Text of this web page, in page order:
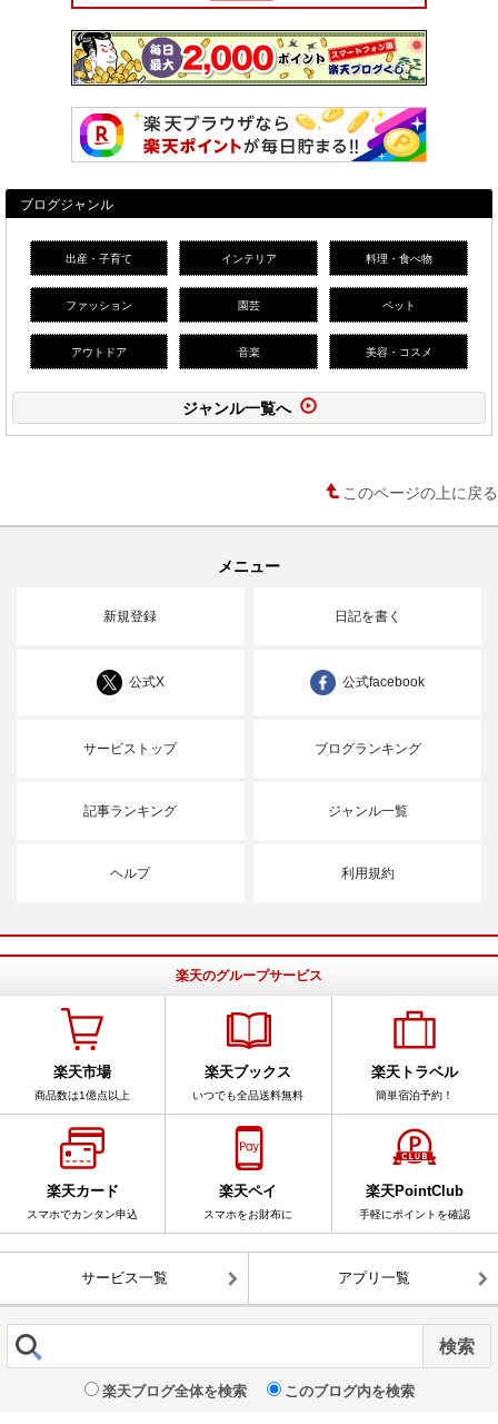
ブログジャンル
出産・子育て インテリア 料理・食べ物
ファッション 園芸 ペット
アウトドア 音楽 美容・コスメ
ジャンル一覧へ
このページの上に戻る
メニュー
新規登録 日記を書く
公式X 公式facebook
サービストップ ブログランキング
記事ランキング ジャンル一覧
ヘルプ 利用規約
楽天のグループサービス
楽天市場
商品数は1億点以上
楽天ブックス
いつでも全品送料無料
楽天トラベル
簡単宿泊予約！
楽天カード
スマホでカンタン申込
楽天ペイ
スマホをお財布に
楽天PointClub
手軽にポイントを確認
サービス一覧 アプリ一覧
楽天ブログ全体を検索 このブログ内を検索